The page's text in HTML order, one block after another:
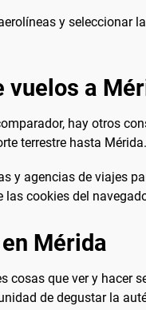
y seleccionar
vuelos a
hay otros
terrestre hasta
y agencias de viajes
cookies del
Mérida
que ver y hacer
de degustar la